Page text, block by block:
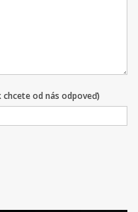
chcete od nás odpoveď)